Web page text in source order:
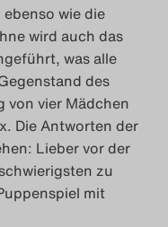
wie die
wird auch das
was alle
des
von vier Mädchen
Die Antworten der
Lieber vor der
zu
mit